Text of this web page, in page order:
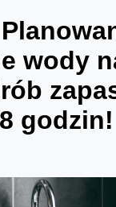
wody
godzin!